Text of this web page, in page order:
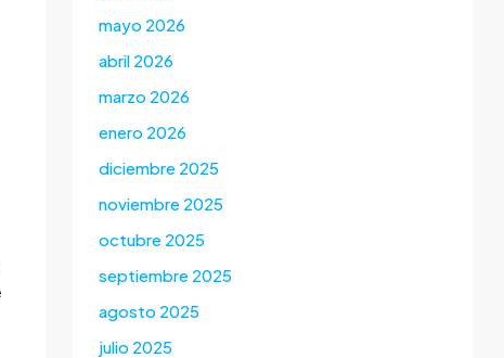
mayo 2026
abril 2026
marzo 2026
enero 2026
diciembre 2025
noviembre 2025
octubre 2025
septiembre 2025
agosto 2025
julio 2025